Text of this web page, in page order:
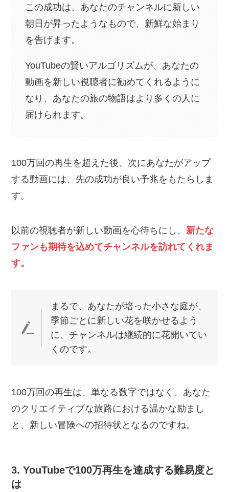
この成功は、あなたのチャンネルに新しい
朝日が昇ったようなもので、新鮮な始まり
を告げます。
YouTubeの賢いアルゴリズムが、あなたの
動画を新しい視聴者に勧めてくれるように
なり、あなたの旅の物語はより多くの人に
届けられます。
100万回の再生を超えた後、次にあなたがアップ
する動画には、先の成功が良い予兆をもたらしま
す。
以前の視聴者が新しい動画を心待ちにし、新たな
ファンも期待を込めてチャンネルを訪れてくれま
す。
まるで、あなたが培った小さな庭が、
季節ごとに新しい花を咲かせるよう
に、チャンネルは継続的に花開いてい
くのです。
100万回の再生は、単なる数字ではなく、あなた
のクリエイティブな旅路における温かな励まし
と、新しい冒険への招待状となるのですね。
3. YouTubeで100万再生を達成する難易度と
は